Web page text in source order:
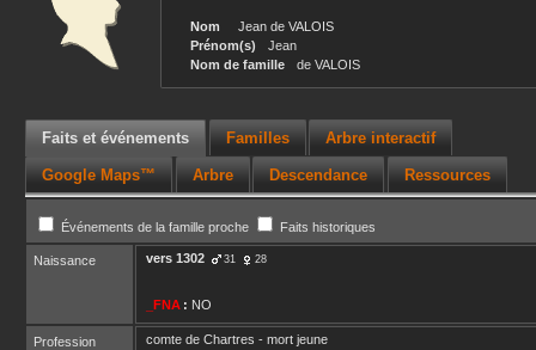
Nom Jean de VALOIS
Prénom(s)
Jean
Nom de famille
de VALOIS
Faits et événements Familles Arbre interactif
Google Maps™ Arbre Descendance Ressources
Événements de la famille proche Faits historiques
Naissance vers 1302 31 28
_FNA : NO
Profession comte de Chartres - mort jeune